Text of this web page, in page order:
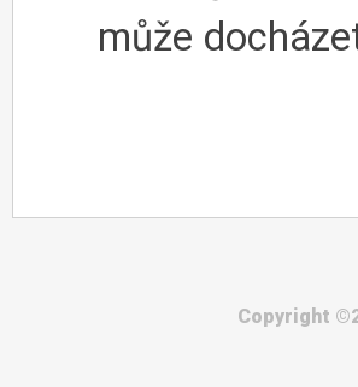
může
Copyright